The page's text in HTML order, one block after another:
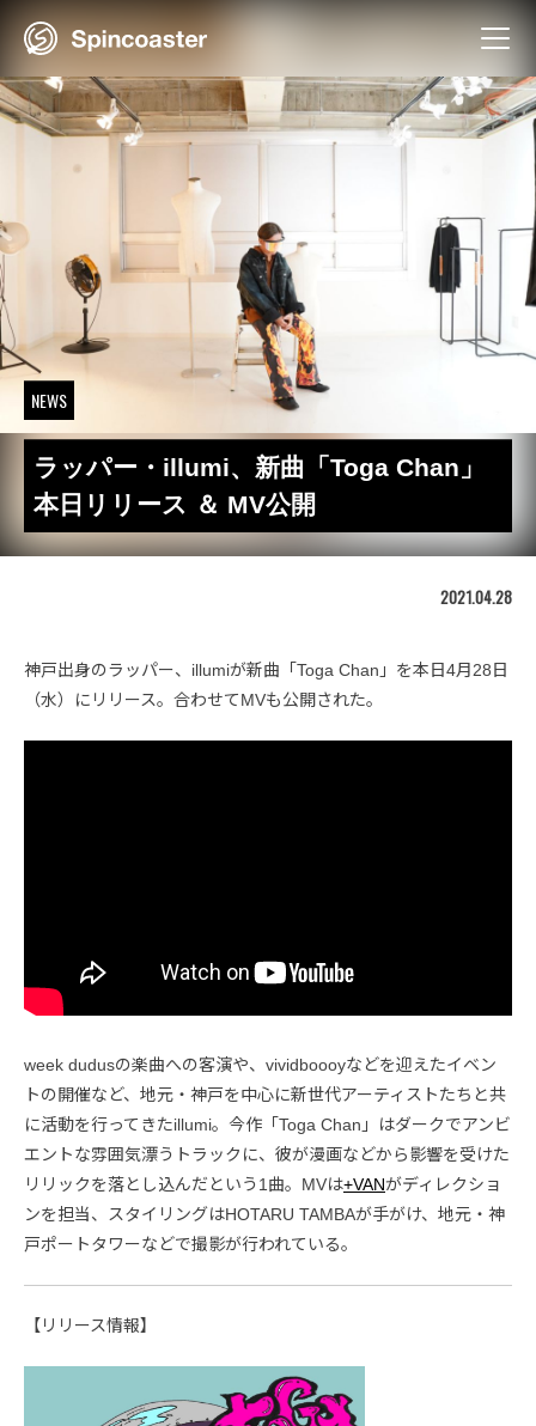
Skip
NEWS
ラッパー・illumi、新曲「Toga Chan」
本日リリース ＆ MV公開
2021.04.28
神戸出身のラッパー、illumiが新曲「Toga Chan」を本日4月28日
（水）にリリース。合わせてMVも公開された。
week dudusの楽曲への客演や、vividboooyなどを迎えたイベン
トの開催など、地元・神戸を中心に新世代アーティストたちと共
に活動を行ってきたillumi。今作「Toga Chan」はダークでアンビ
エントな雰囲気漂うトラックに、彼が漫画などから影響を受けた
リリックを落とし込んだという1曲。MVは+VANがディレクショ
ンを担当、スタイリングはHOTARU TAMBAが手がけ、地元・神
戸ポートタワーなどで撮影が行われている。
【リリース情報】